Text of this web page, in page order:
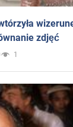
zdjęć
1